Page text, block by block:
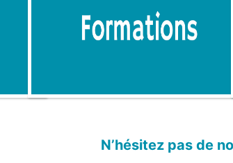
N’hésitez pas de